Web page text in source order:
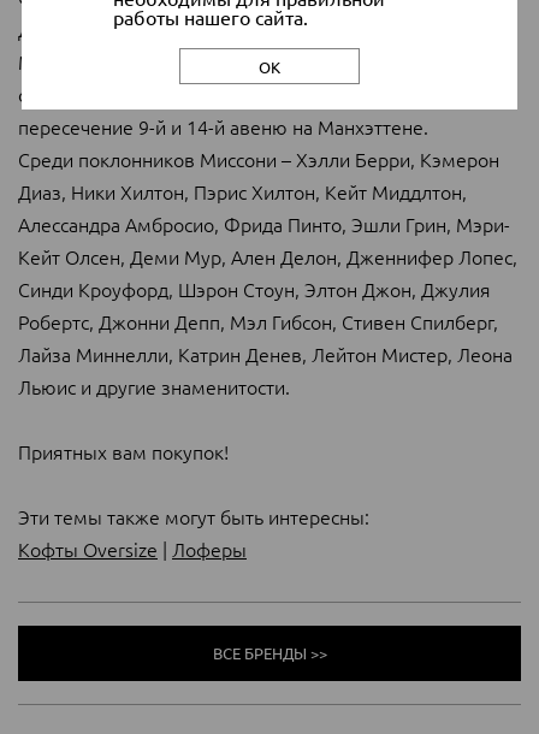
Давида Микеланджело и надел на него комбинезон от
Missoni. Сначала статуя Давида была выставлена на
одной из улиц Мадрида, а позже переехала на месяц на
пересечение 9-й и 14-й авеню на Манхэттене.
Среди поклонников Миссони – Хэлли Берри, Кэмерон
Диаз, Ники Хилтон, Пэрис Хилтон, Кейт Миддлтон,
Алессандра Амбросио, Фрида Пинто, Эшли Грин, Мэри-
Кейт Олсен, Деми Мур, Ален Делон, Дженнифер Лопес,
Синди Кроуфорд, Шэрон Стоун, Элтон Джон, Джулия
Робертс, Джонни Депп, Мэл Гибсон, Стивен Спилберг,
Лайза Миннелли, Катрин Денев, Лейтон Мистер, Леона
Льюис и другие знаменитости.
Приятных вам покупок!
Эти темы также могут быть интересны:
Кофты Oversize | Лоферы
ВСЕ БРЕНДЫ >>
работы нашего сайта.
ОК